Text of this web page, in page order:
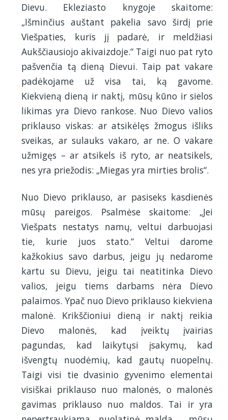
Dievu. Ekleziasto knygoje skaitome:
„Išminčius auštant pakelia savo širdį prie
Viešpaties, kuris jį padarė, ir meldžiasi
Aukščiausiojo akivaizdoje.“ Taigi nuo pat ryto
pašvenčia tą dieną Dievui. Taip pat vakare
padėkojame už visa tai, ką gavome.
Kiekvieną dieną ir naktį, mūsų kūno ir sielos
likimas yra Dievo rankose. Nuo Dievo valios
priklauso viskas: ar atsikėlęs žmogus išliks
sveikas, ar sulauks vakaro, ar ne. O vakare
užmigęs – ar atsikels iš ryto, ar neatsikels,
nes yra priežodis: „Miegas yra mirties brolis“.
Nuo Dievo priklauso, ar pasiseks kasdienės
mūsų pareigos. Psalmėse skaitome: „Jei
Viešpats nestatys namų, veltui darbuojasi
tie, kurie juos stato.“ Veltui darome
kažkokius savo darbus, jeigu jų nedarome
kartu su Dievu, jeigu tai neatitinka Dievo
valios, jeigu tiems darbams nėra Dievo
palaimos. Ypač nuo Dievo priklauso kiekviena
malonė. Krikščioniui dieną ir naktį reikia
Dievo malonės, kad įveiktų įvairias
pagundas, kad laikytųsi įsakymų, kad
išvengtų nuodėmių, kad gautų nuopelnų.
Taigi visi tie dvasinio gyvenimo elementai
visiškai priklauso nuo malonės, o malonės
gavimas priklauso nuo maldos. Tai ir yra